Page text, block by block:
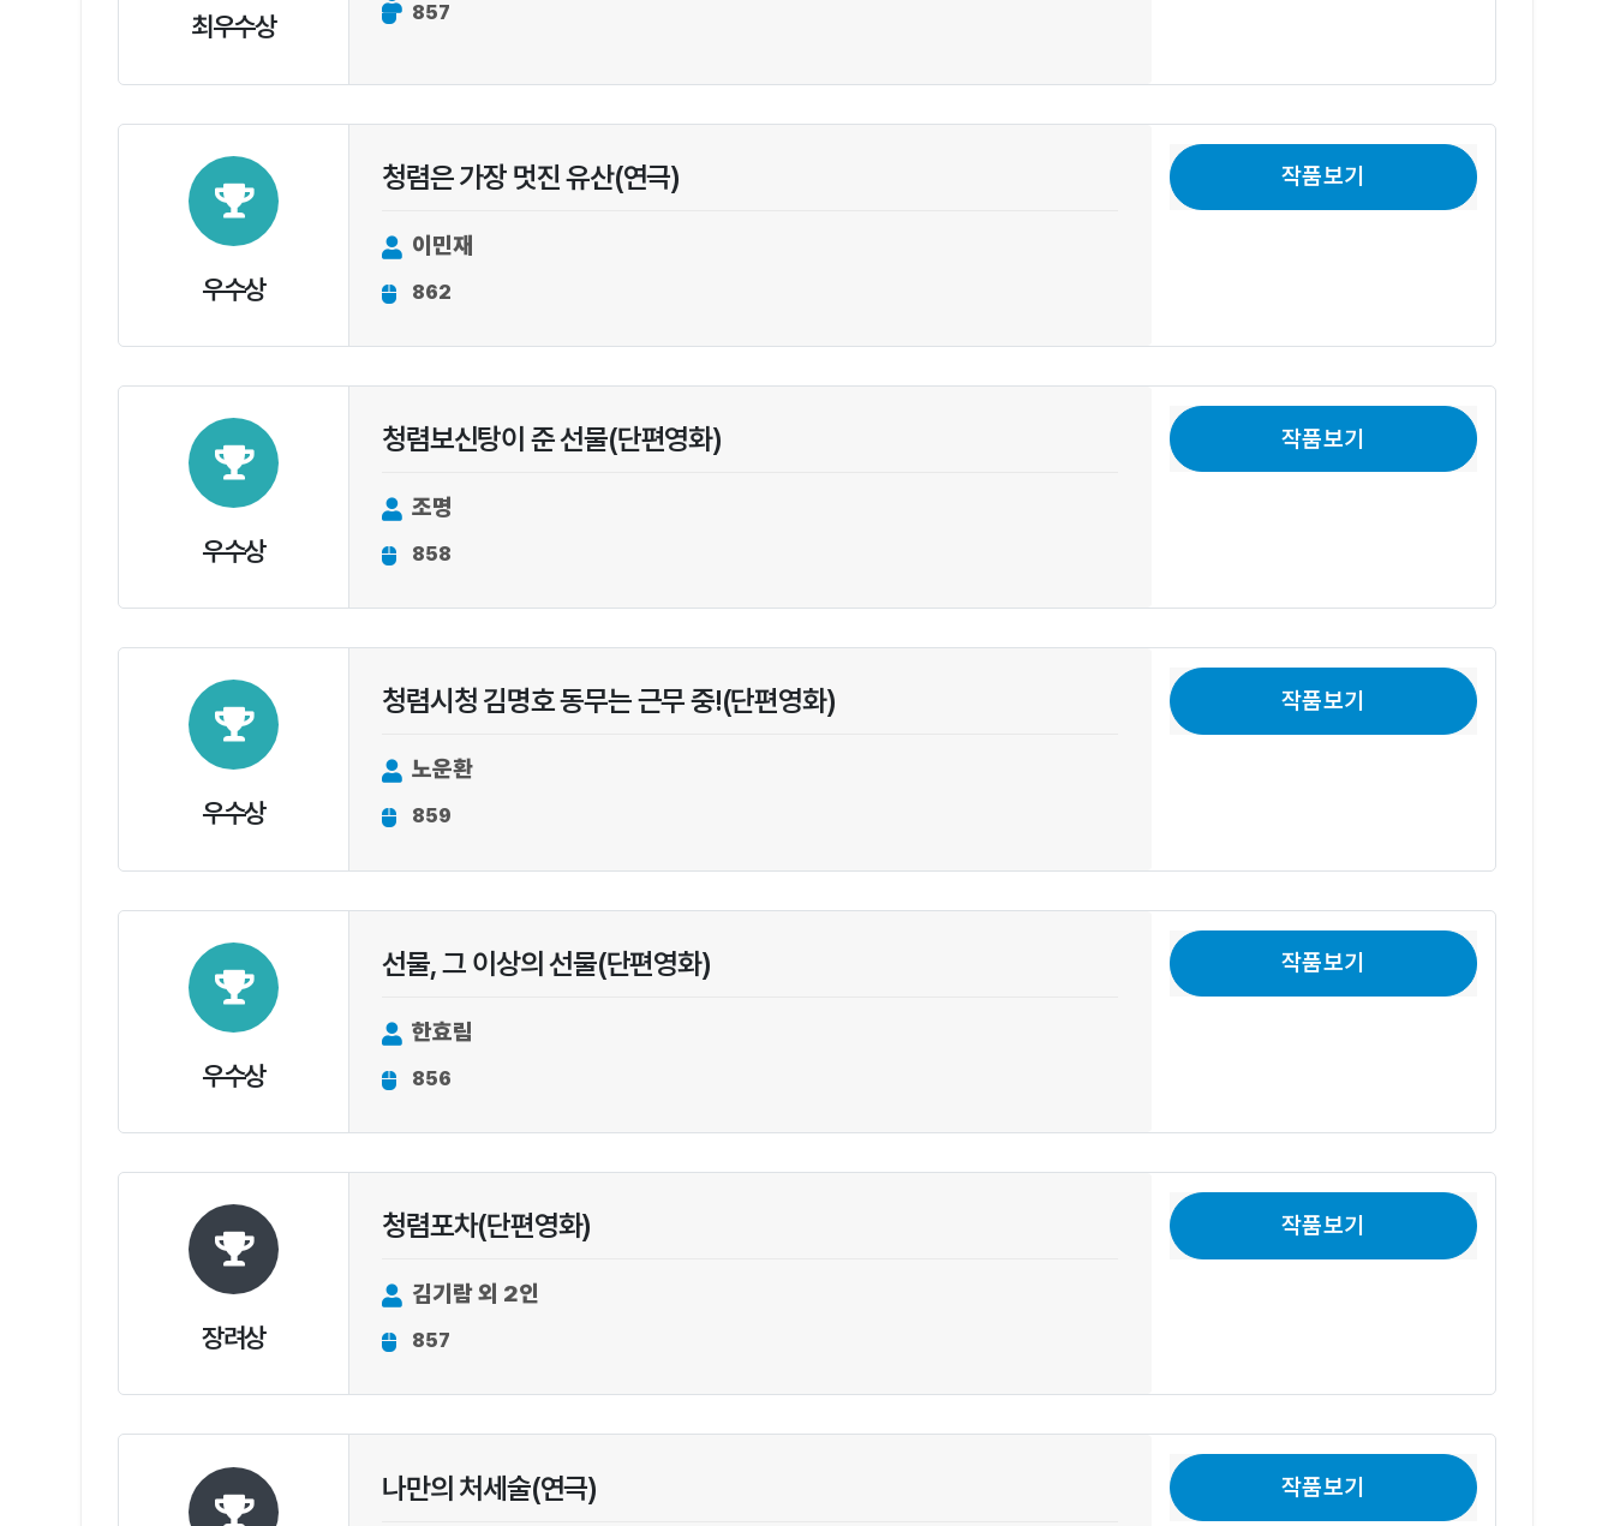
최우수상 857
우수상
청렴은 가장 멋진 유산(연극)
이민재
862
작품보기
우수상
청렴보신탕이 준 선물(단편영화)
조명
858
작품보기
우수상
청렴시청 김명호 동무는 근무 중!(단편영화)
노운환
859
작품보기
우수상
선물, 그 이상의 선물(단편영화)
한효림
856
작품보기
장려상
청렴포차(단편영화)
김기람 외 2인
857
작품보기
나만의 처세술(연극) 작품보기